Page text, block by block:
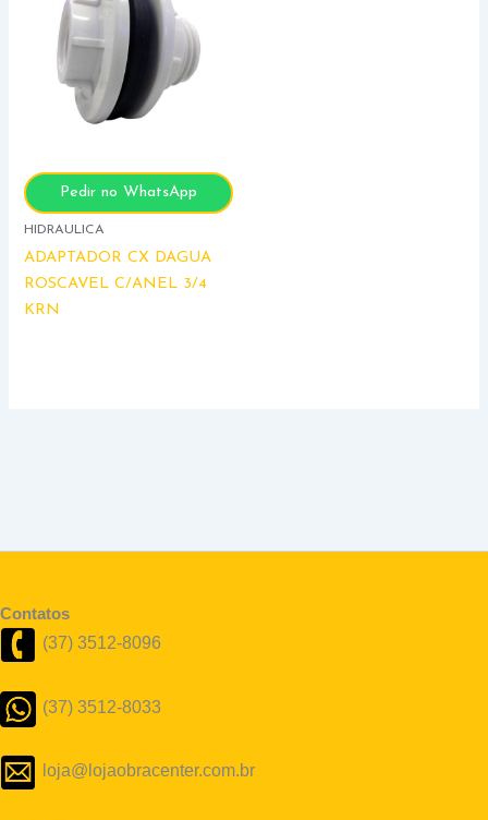
Pedir no WhatsApp
HIDRAULICA
ADAPTADOR CX DAGUA
ROSCAVEL C/ANEL 3/4
KRN
Contatos
(37) 3512-8096
(37) 3512-8033
loja@lojaobracenter.com.br